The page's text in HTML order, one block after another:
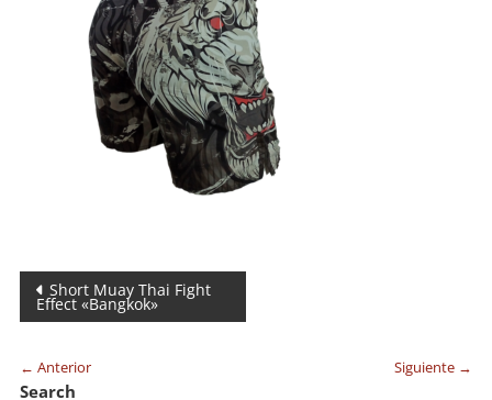
Navegación
de
entradas
Short Muay Thai Fight
Effect «Bangkok»
← Anterior Siguiente →
Search